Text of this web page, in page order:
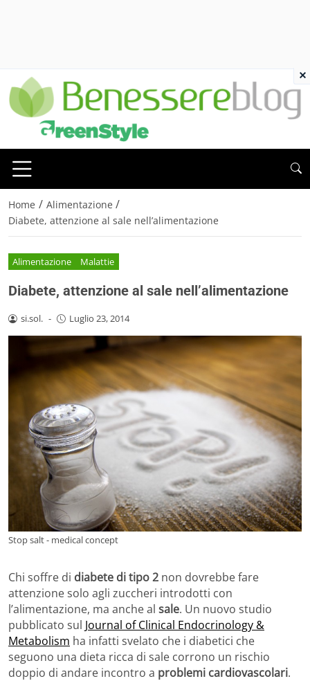
Home / Alimentazione /
Diabete, attenzione al sale nell’alimentazione
Alimentazione Malattie
Diabete, attenzione al sale nell’alimentazione
si.sol. - Luglio 23, 2014
Stop salt - medical concept
Chi soffre di diabete di tipo 2 non dovrebbe fare
attenzione solo agli zuccheri introdotti con
l’alimentazione, ma anche al sale. Un nuovo studio
pubblicato sul Journal of Clinical Endocrinology &
Metabolism ha infatti svelato che i diabetici che
seguono una dieta ricca di sale corrono un rischio
doppio di andare incontro a problemi cardiovascolari.
×